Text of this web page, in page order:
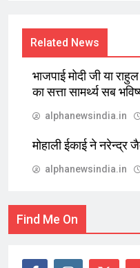
Related News
भाजपाई मोदी जी या
का सत्ता सामर्थ्य सब
alphanewsindia.in
मोहाली ईकाई ने नरेन्द्र
alphanewsindia.in
Find Me On